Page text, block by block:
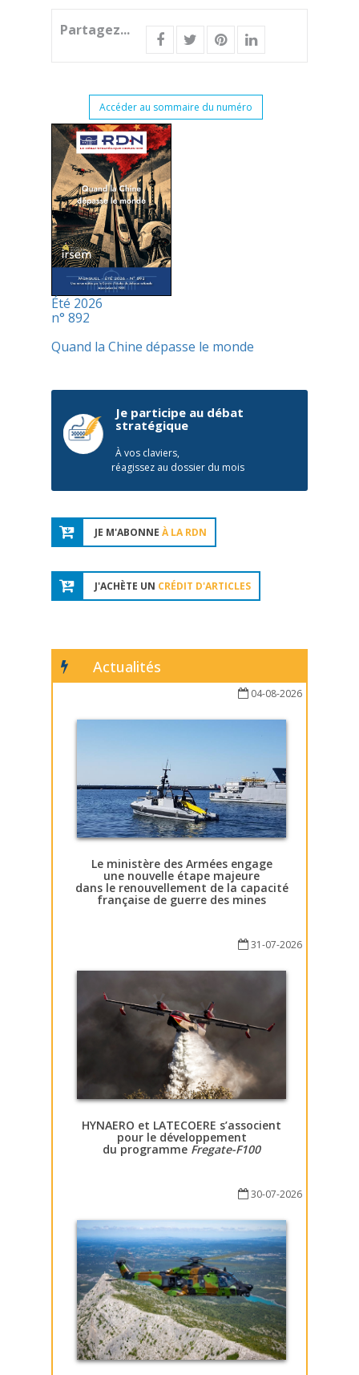
Partagez...
Accéder au sommaire du numéro
Été 2026
n° 892
Quand la Chine dépasse le monde
Je participe au débat
stratégique
À vos claviers,
réagissez au dossier du mois
JE M'ABONNE À LA RDN
J'ACHÈTE UN CRÉDIT D'ARTICLES
Actualités
04-08-2026
Le ministère des Armées engage
une nouvelle étape majeure
dans le renouvellement de la capacité
française de guerre des mines
31-07-2026
HYNAERO et LATECOERE s’associent
pour le développement
du programme Fregate-F100
30-07-2026